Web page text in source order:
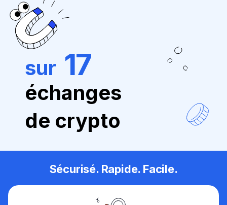
sur 17
échanges
de crypto
Sécurisé. Rapide. Facile.